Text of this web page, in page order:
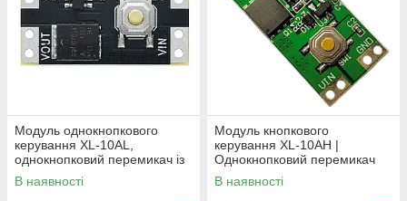
Модуль однокнопкового
керування XL-10AL,
однокнопковий перемикач із
фіксацією, 5В 10А,
енергоефективний
В наявності
Модуль кнопкового
керування XL-10AH |
Однокнопковий перемикач
10A | Модуль з фіксацією |
Широкий діапазон
В наявності